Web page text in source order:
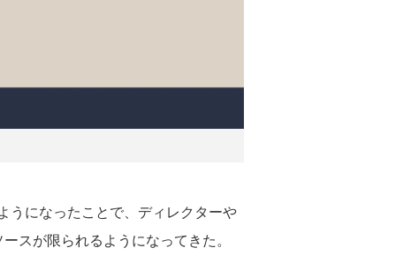
になったことで、ディレクターや
スが限られるようになってきた。